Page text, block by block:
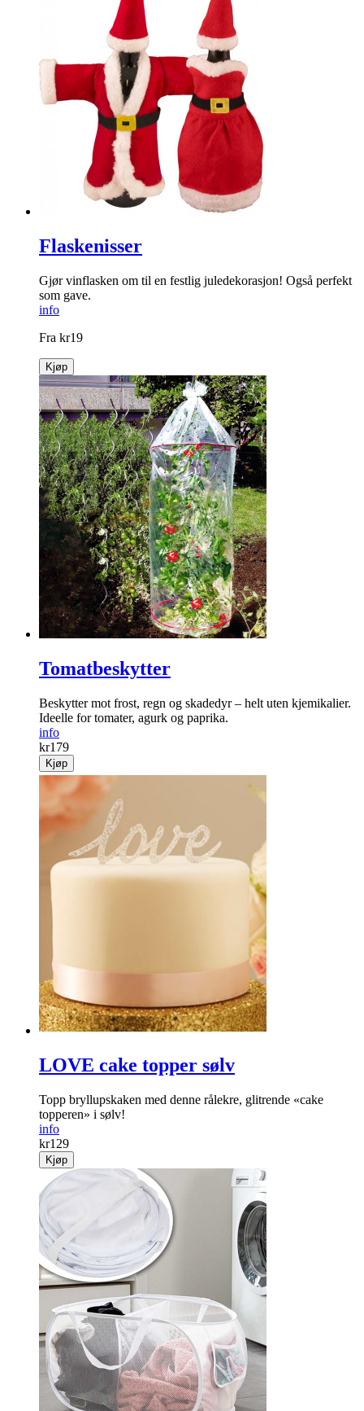
Flaskenisser
Gjør vinflasken om til en festlig jule­dekorasjon! Også perfekt
som gave.
info
Fra kr19
Kjøp
Tomatbeskytter
Beskytter mot frost, regn og skadedyr – helt uten kjemikalier.
Ideelle for tomater, agurk og paprika.
info
kr179
Kjøp
LOVE cake topper sølv
Topp bryllupskaken med denne rålekre, glitrende «cake
topperen» i sølv!
info
kr129
Kjøp